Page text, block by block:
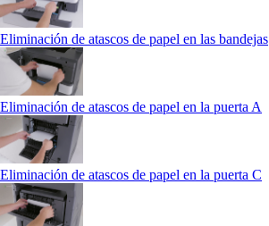
Eliminación de atascos de papel en las bandejas
Eliminación de atascos de papel en la puerta A
Eliminación de atascos de papel en la puerta C